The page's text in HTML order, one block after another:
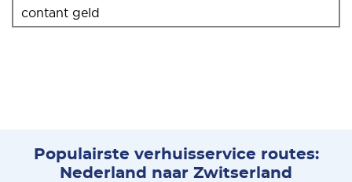
contant geld
Populairste verhuisservice routes:
Nederland naar Zwitserland